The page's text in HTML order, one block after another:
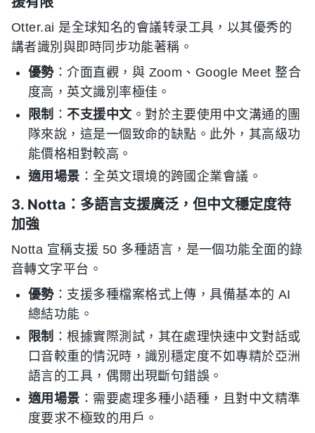
Otter.ai 是全球知名的會議转录工具，以其優秀的
講者識別與即時同步功能著稱。
優勢：介面直觀，與 Zoom、Google Meet 整合
度高，英文識別率極佳。
限制 ：不支援中文。對於主要使用中文溝通的團
隊來說，這是一個致命的缺點。此外，其高級功
能價格相對較高。
適用場景 ：全英文環境的跨國企業會議。
3. Notta：多語言支援廣泛，但中文穩定度待
加強
Notta 宣稱支援 50 多種語言，是一個功能全面的錄
音轉文字平台。
優勢：支援多種檔案格式上傳，具備基本的 AI
總結功能。
限制 ：根據實際測試，其在處理快速中文對話或
口音較重的情況時，識別穩定度不如專精於亞洲
語言的工具，偶爾出現斷句錯誤。
適用場景 ：需要處理多種小語種，且對中文精準
度要求不極致的用戶。